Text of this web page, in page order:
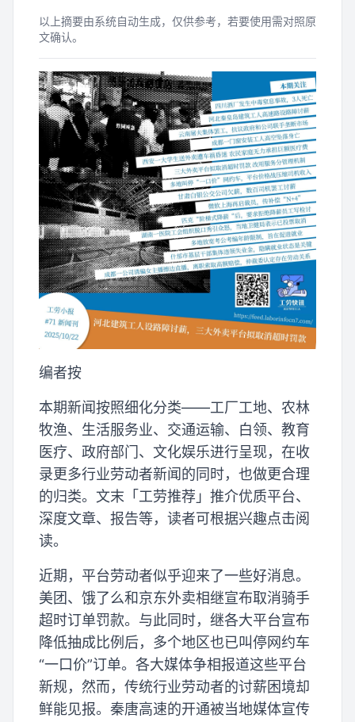
以上摘要由系统自动生成，仅供参考，若要使用需对照原
文确认。
编者按
本期新闻按照细化分类——工厂工地、农林
牧渔、生活服务业、交通运输、白领、教育
医疗、政府部门、文化娱乐进行呈现，在收
录更多行业劳动者新闻的同时，也做更合理
的归类。文末「工劳推荐」推介优质平台、
深度文章、报告等，读者可根据兴趣点击阅
读。
近期，平台劳动者似乎迎来了一些好消息。
美团、饿了么和京东外卖相继宣布取消骑手
超时订单罚款。与此同时，继各大平台宣布
降低抽成比例后，多个地区也已叫停网约车
“一口价”订单。各大媒体争相报道这些平台
新规，然而，传统行业劳动者的讨薪困境却
鲜能见报。秦唐高速的开通被当地媒体宣传